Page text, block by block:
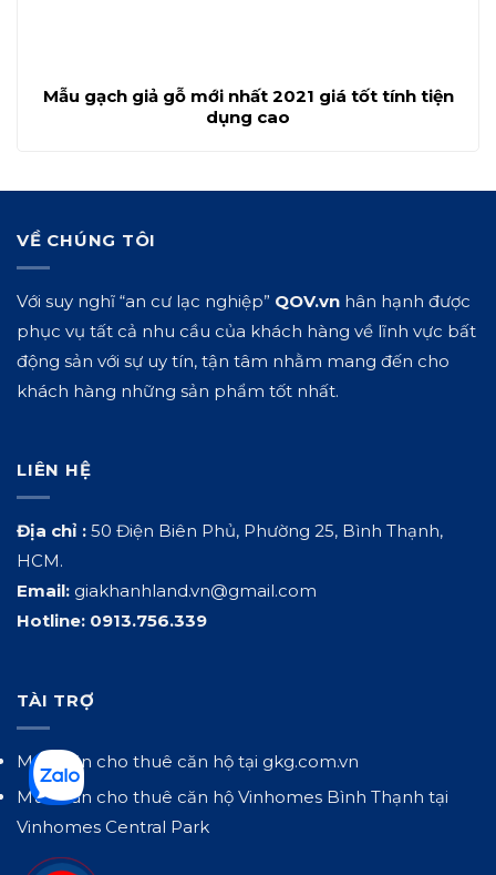
Mẫu gạch giả gỗ mới nhất 2021 giá tốt tính tiện
dụng cao
VỀ CHÚNG TÔI
Với suy nghĩ “an cư lạc nghiệp” QOV.vn hân hạnh được
phục vụ tất cả nhu cầu của khách hàng về lĩnh vực bất
động sản với sự uy tín, tận tâm nhằm mang đến cho
khách hàng những sản phẩm tốt nhất.
LIÊN HỆ
Địa chỉ : 50 Điện Biên Phủ, Phường 25, Bình Thạnh,
HCM.
Email: giakhanhland.vn@gmail.com
Hotline: 0913.756.339
TÀI TRỢ
Mua bán cho thuê căn hộ tại gkg.com.vn
Mua bán cho thuê căn hộ Vinhomes Bình Thạnh tại
Vinhomes Central Park